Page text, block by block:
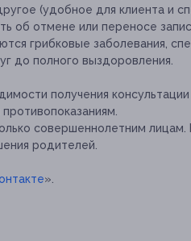
(удобное для клиента и
об отмене или переносе
грибковые заболевания,
до полного выздоровления.
получения консультации
совершеннолетним
родителей.
».